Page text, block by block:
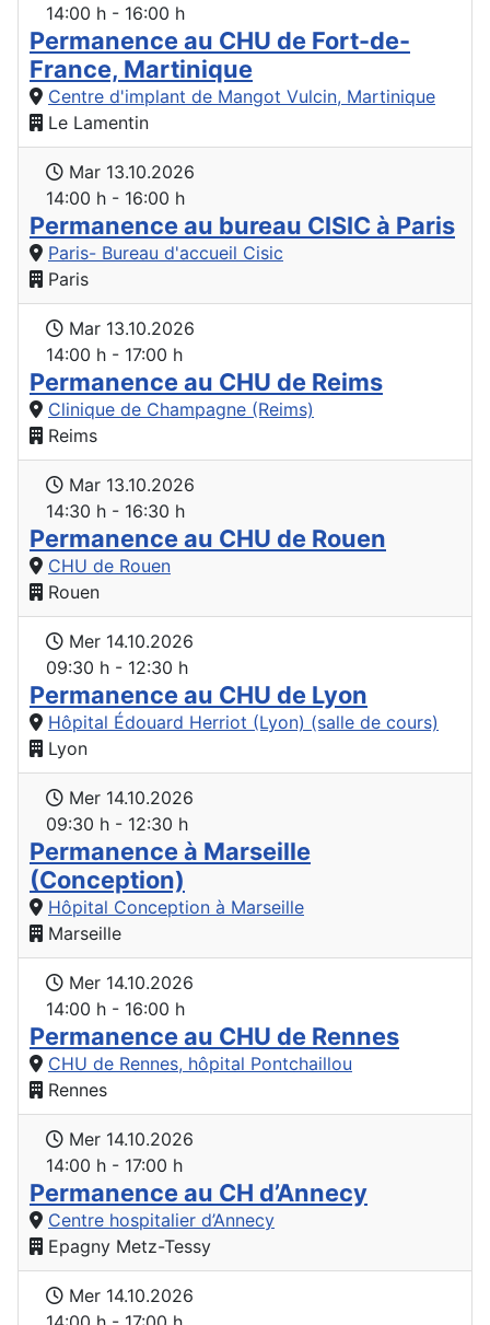
14:00 h - 16:00 h
Permanence au CHU de Fort-de-
France, Martinique
Centre d'implant de Mangot Vulcin, Martinique
Le Lamentin
Mar 13.10.2026
14:00 h - 16:00 h
Permanence au bureau CISIC à Paris
Paris- Bureau d'accueil Cisic
Paris
Mar 13.10.2026
14:00 h - 17:00 h
Permanence au CHU de Reims
Clinique de Champagne (Reims)
Reims
Mar 13.10.2026
14:30 h - 16:30 h
Permanence au CHU de Rouen
CHU de Rouen
Rouen
Mer 14.10.2026
09:30 h - 12:30 h
Permanence au CHU de Lyon
Hôpital Édouard Herriot (Lyon) (salle de cours)
Lyon
Mer 14.10.2026
09:30 h - 12:30 h
Permanence à Marseille
(Conception)
Hôpital Conception à Marseille
Marseille
Mer 14.10.2026
14:00 h - 16:00 h
Permanence au CHU de Rennes
CHU de Rennes, hôpital Pontchaillou
Rennes
Mer 14.10.2026
14:00 h - 17:00 h
Permanence au CH d’Annecy
Centre hospitalier d’Annecy
Epagny Metz-Tessy
Mer 14.10.2026